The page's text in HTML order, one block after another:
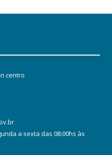
centro
a sexta das 08:00hs às